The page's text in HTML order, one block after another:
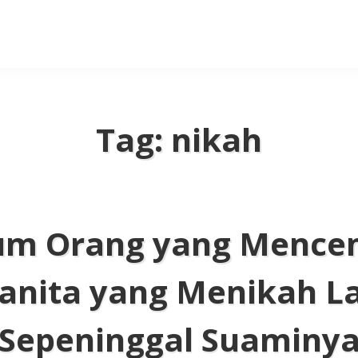
Tag: nikah
Orang yang
yang Menikah
Sepeninggal Suaminya